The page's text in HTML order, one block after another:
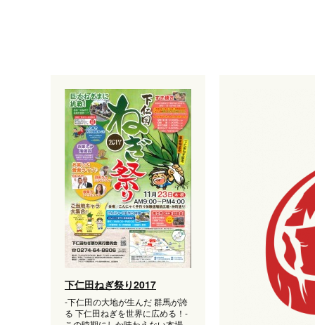
下仁田ねぎ祭り2017
‐下仁田の大地が生んだ 群馬が誇
る 下仁田ねぎを世界に広める！‐